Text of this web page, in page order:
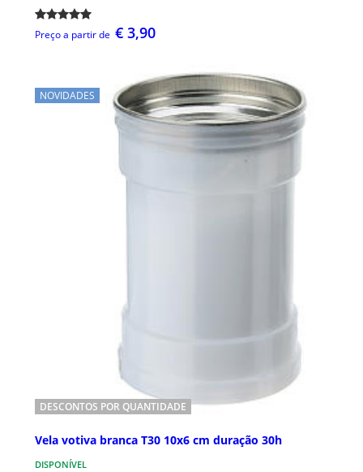
Preço a partir de € 3,90
NOVIDADES
DESCONTOS POR QUANTIDADE
Vela votiva branca T30 10x6 cm duração 30h
DISPONÍVEL